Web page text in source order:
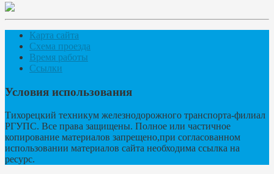
Карта сайта
Схема проезда
Время работы
Ссылки
Условия использования
Тихорецкий техникум железнодорожного транспорта-филиал
РГУПС. Все права защищены. Полное или частичное
копирование материалов запрещено,при согласованном
использовании материалов сайта необходима ссылка на
ресурс.